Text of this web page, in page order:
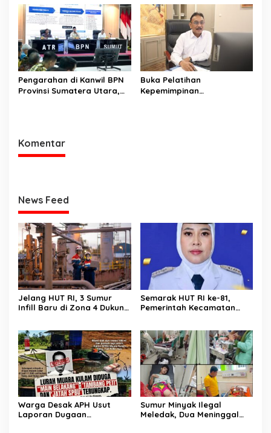
Muara Kulam
Utara Langsung Respon
Cepat
Pengarahan di Kanwil BPN
Provinsi Sumatera Utara,
Buka Pelatihan
Kepemimpinan
Komentar
News Feed
Jelang HUT RI, 3 Sumur
Infill Baru di Zona 4 Dukung
Semarak HUT RI ke-81,
Pemerintah Kecamatan
Warga Desak APH Usut
Laporan Dugaan
Sumur Minyak Ilegal
Meledak, Dua Meninggal